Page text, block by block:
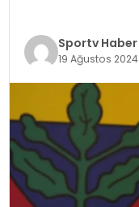
EĞITIM
MAGAZIN
SPOR
YAŞAM
Sportv Haber
19 Ağustos 2024